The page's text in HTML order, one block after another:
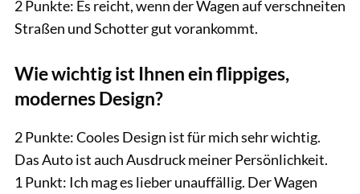
2 Punkte: Es reicht, wenn der Wagen auf verschneiten
Straßen und Schotter gut vorankommt.
Wie wichtig ist Ihnen ein flippiges,
modernes Design?
2 Punkte: Cooles Design ist für mich sehr wichtig.
Das Auto ist auch Ausdruck meiner Persönlichkeit.
1 Punkt: Ich mag es lieber unauffällig. Der Wagen